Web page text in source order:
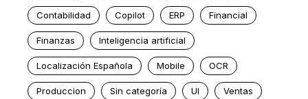
Contabilidad Copilot ERP Financial
Finanzas Inteligencia artificial
Localización Española Mobile OCR
Produccion Sin categoría UI Ventas